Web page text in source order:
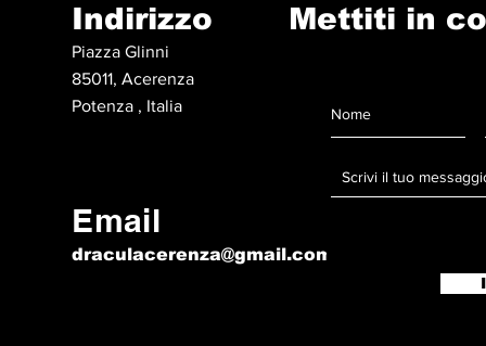
Indirizzo
Piazza Glinni
85011, Acerenza
Potenza , Italia
Email
draculacerenza@gmail.com
Mettiti in